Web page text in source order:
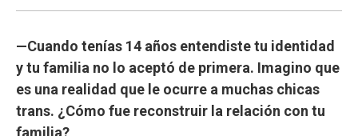
—Cuando tenías 14 años entendiste tu identidad
y tu familia no lo aceptó de primera. Imagino que
es una realidad que le ocurre a muchas chicas
trans. ¿Cómo fue reconstruir la relación con tu
familia?